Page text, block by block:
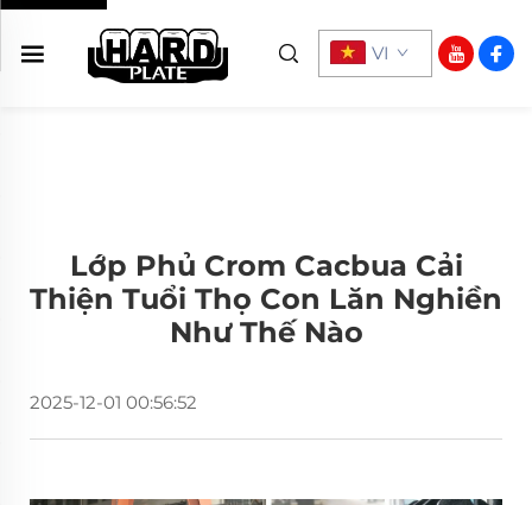
VI
Lớp Phủ Crom Cacbua Cải
Thiện Tuổi Thọ Con Lăn Nghiền
Như Thế Nào
2025-12-01 00:56:52